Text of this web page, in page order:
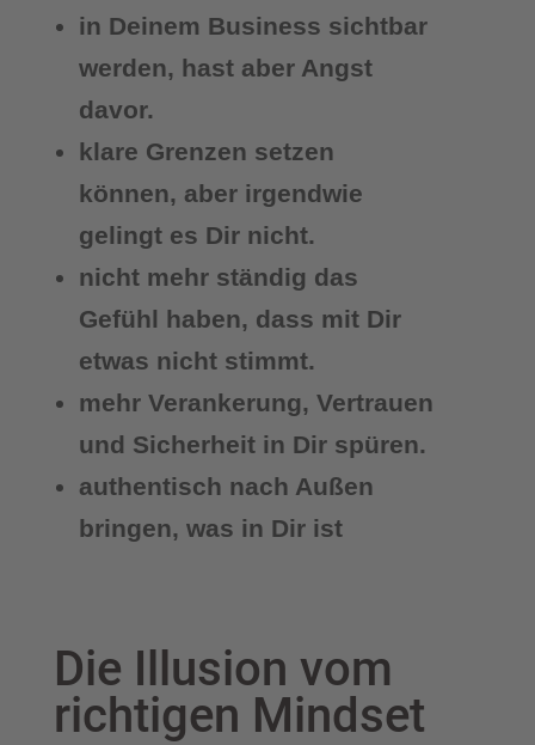
in Deinem Business sichtbar
werden, hast aber Angst
davor.
klare Grenzen setzen
können, aber irgendwie
gelingt es Dir nicht.
nicht mehr ständig das
Gefühl haben, dass mit Dir
etwas nicht stimmt.
mehr Verankerung, Vertrauen
und Sicherheit in Dir spüren.
authentisch nach Außen
bringen, was in Dir ist
Die Illusion vom
richtigen Mindset